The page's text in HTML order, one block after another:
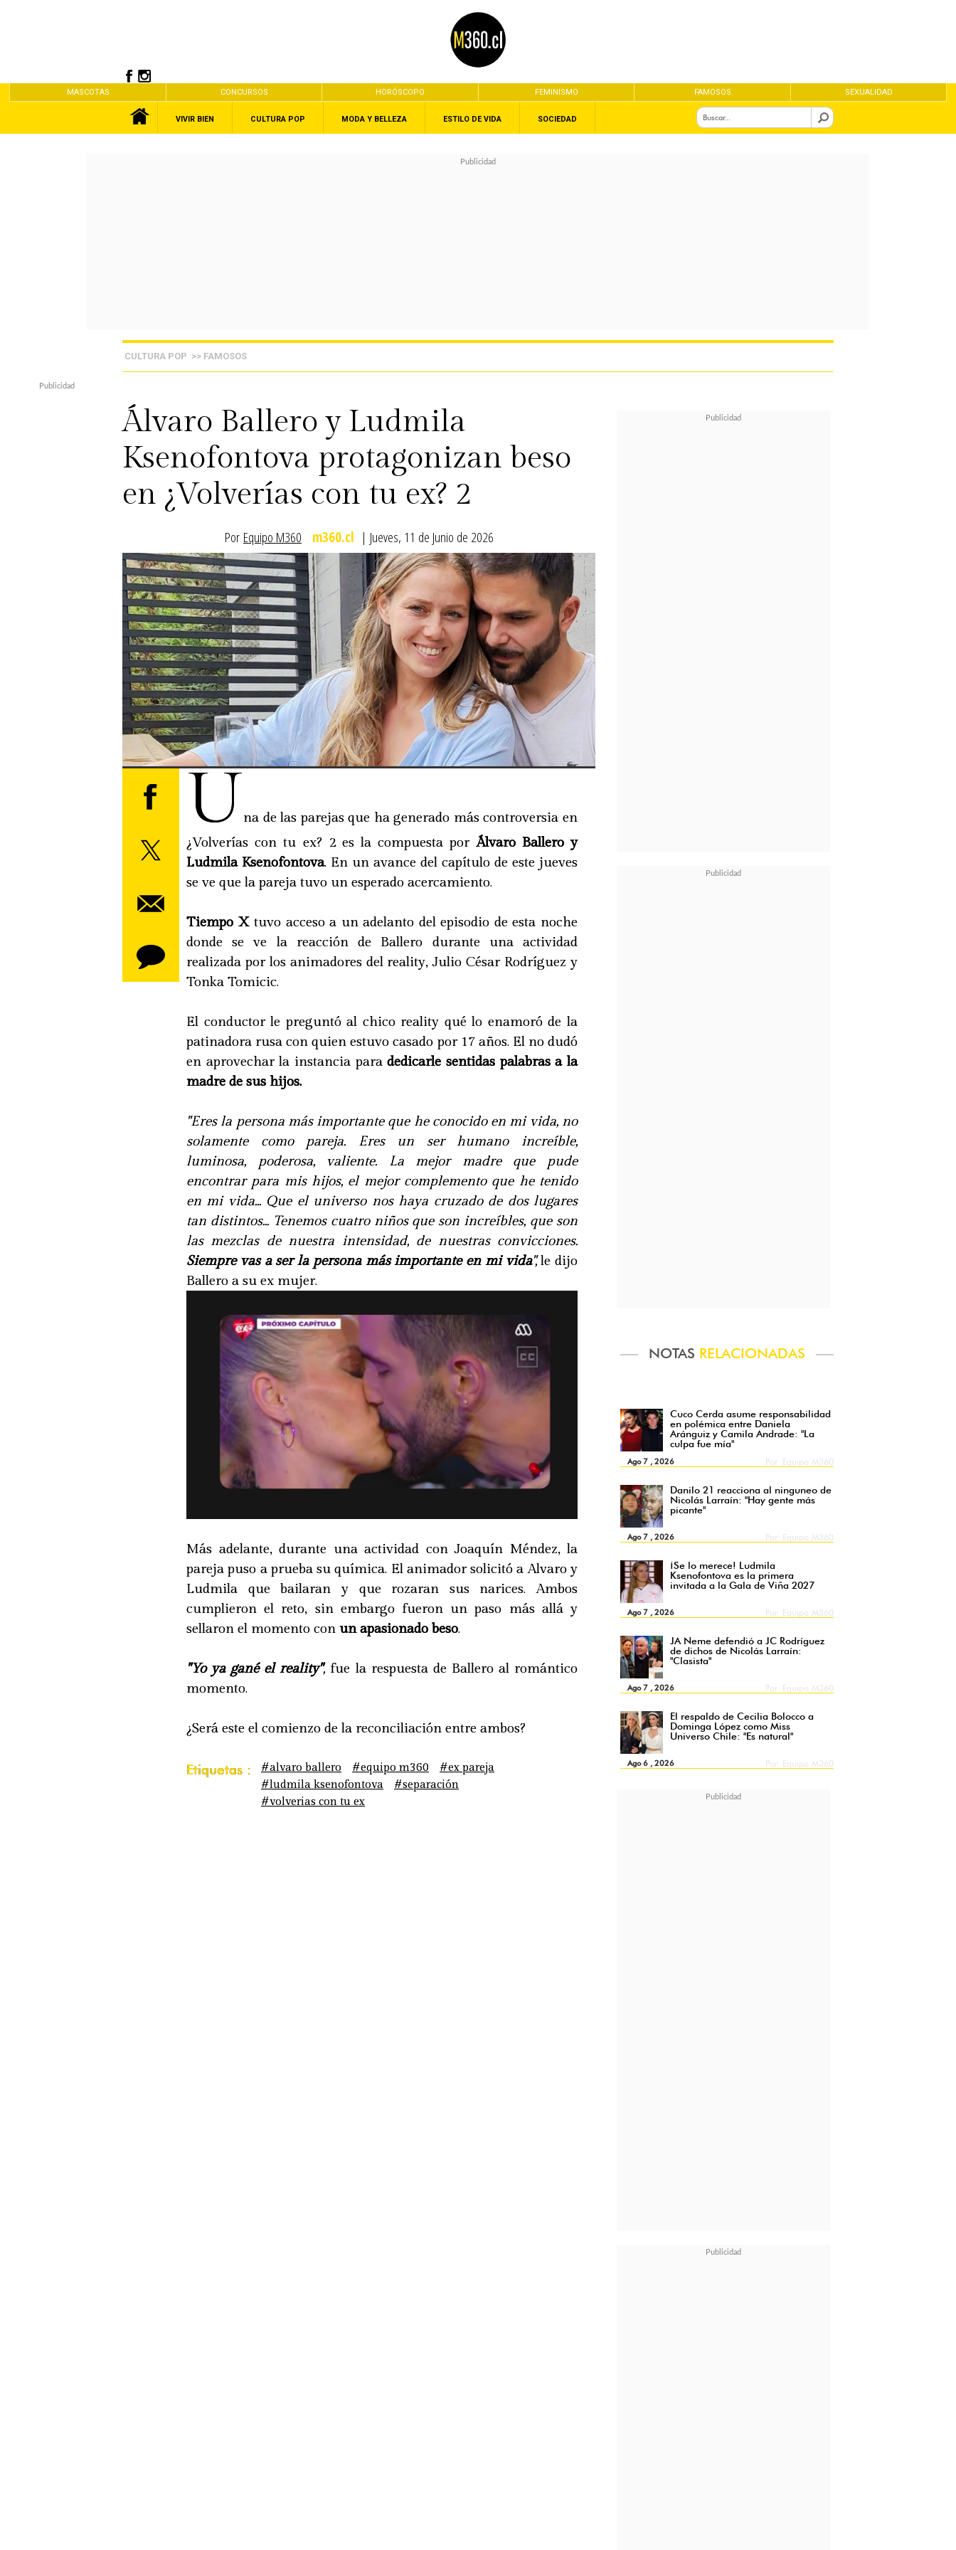
MASCOTAS CONCURSOS HORÓSCOPO FEMINISMO FAMOSOS SEXUALIDAD
VIVIR BIEN CULTURA POP MODA Y BELLEZA ESTILO DE VIDA SOCIEDAD
CULTURA POP >> FAMOSOS
Álvaro Ballero y Ludmila
Ksenofontova protagonizan beso
en ¿Volverías con tu ex? 2
Por Equipo M360 m360.cl | Jueves, 11 de Junio de 2026
NOTAS RELACIONADAS
Cuco Cerda asume responsabilidad
en polémica entre Daniela
Aránguiz y Camila Andrade: "La
culpa fue mía"
Ago 7 , 2026
Danilo 21 reacciona al ninguneo de
Nicolás Larraín: "Hay gente más
picante"
Ago 7 , 2026
¡Se lo merece! Ludmila
Ksenofontova es la primera
invitada a la Gala de Viña 2027
Ago 7 , 2026
JA Neme defendió a JC Rodríguez
de dichos de Nicolás Larraín:
"Clasista"
Ago 7 , 2026
El respaldo de Cecilia Bolocco a
Dominga López como Miss
Universo Chile: "Es natural"
Ago 6 , 2026
Una de las parejas que ha generado más controversia en
¿Volverías con tu ex? 2 es la compuesta porÁlvaro Ballero y
Ludmila Ksenofontova. En un avance del capítulo de este jueves
se ve que la pareja tuvo un esperado acercamiento.
Tiempo Xtuvo acceso a un adelanto del episodio de esta noche
donde se ve la reacción de Ballero durante una actividad
realizada por los animadores del reality, Julio César Rodríguez y
Tonka Tomicic.
El conductor le preguntó al chico reality qué lo enamoró de la
patinadora rusa con quien estuvo casado por 17 años. El no dudó
en aprovechar la instancia paradedicarle sentidas palabras a la
madre de sus hijos.
"Eres la persona más importante que he conocido en mi vida, no
solamente como pareja. Eres un ser humano increíble,
luminosa, poderosa, valiente. La mejor madre que pude
encontrar para mis hijos, el mejor complemento que he tenido
en mi vida... Que el universo nos haya cruzado de dos lugares
tan distintos... Tenemos cuatro niños que son increíbles, que son
las mezclas de nuestra intensidad, de nuestras convicciones.
Siempre vas a ser la persona más importante en mi vida",le dijo
Ballero a su ex mujer.
Más adelante, durante una actividad con Joaquín Méndez, la
pareja puso a prueba su química. El animador solicitó a Alvaro y
Ludmila que bailaran y que rozaran sus narices. Ambos
cumplieron el reto, sin embargo fueron un paso más allá y
sellaron el momento con un apasionado beso.
"Yo ya gané el reality",fue la respuesta de Ballero al romántico
momento.
¿Será este el comienzo de la reconciliación entre ambos?
Etiquetas : #alvaro ballero #equipo m360
#ex pareja
#ludmila ksenofontova
#separación
#volverias con tu ex